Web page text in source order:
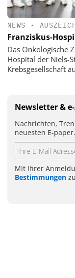
NEWS •
Franziskus-
Das Onkologische
Hospital der Niels-
Krebsgesellschaft
Newsletter &
Nachrichten,
neuesten E-paper.
Mit Ihrer
Bestimmungen